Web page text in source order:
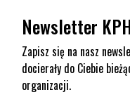
Newsletter
Zapisz się na nasz
docierały do Ciebie
organizacji.